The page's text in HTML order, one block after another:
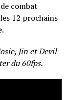
combat
12 prochains
.
Jin et Devil
du 60fps.